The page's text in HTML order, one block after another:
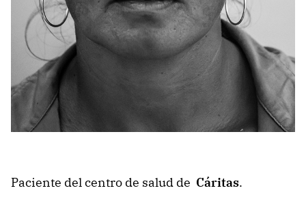
Paciente del centro de salud de Cáritas.